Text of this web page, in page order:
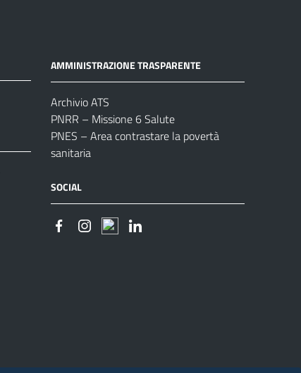
AMMINISTRAZIONE TRASPARENTE
Archivio ATS
PNRR – Missione 6 Salute
PNES – Area contrastare la povertà
sanitaria
SOCIAL